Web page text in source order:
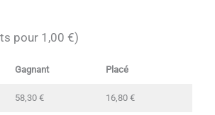
pour 1,00 €)
Gagnant Placé
58,30 € 16,80 €